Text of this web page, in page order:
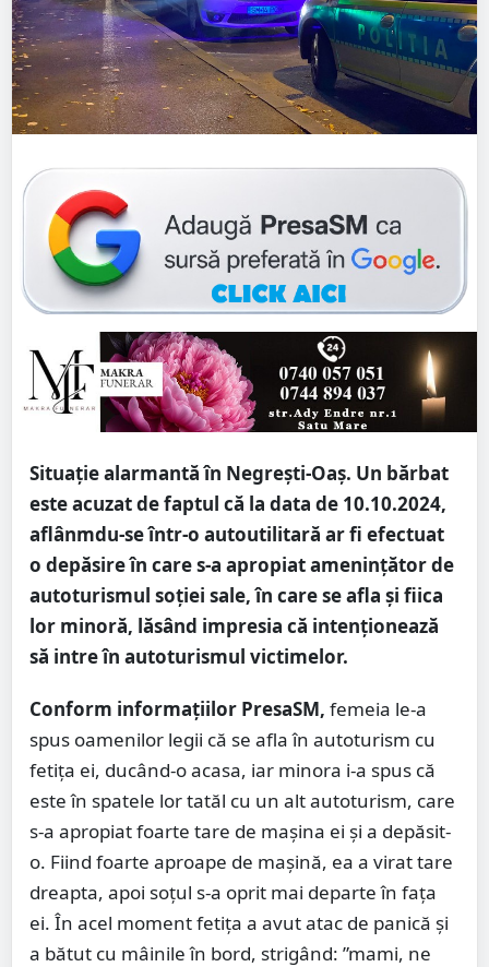
Situație alarmantă în Negrești-Oaș. Un bărbat
este acuzat de faptul că la data de 10.10.2024,
aflânmdu-se într-o autoutilitară ar fi efectuat
o depăsire în care s-a apropiat ameninţător de
autoturismul soției sale, în care se afla și fiica
lor minoră, lăsând impresia că intenţionează
să intre în autoturismul victimelor.
Conform informațiilor PresaSM, femeia le-a
spus oamenilor legii că se afla în autoturism cu
fetița ei, ducând-o acasa, iar minora i-a spus că
este în spatele lor tatăl cu un alt autoturism, care
s-a apropiat foarte tare de mașina ei şi a depăsit-
o. Fiind foarte aproape de mașină, ea a virat tare
dreapta, apoi soțul s-a oprit mai departe în faţa
ei. În acel moment fetița a avut atac de panică şi
a bătut cu mâinile în bord, strigând: ”mami, ne